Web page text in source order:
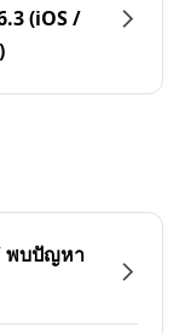
(iOS /
พบปัญหา